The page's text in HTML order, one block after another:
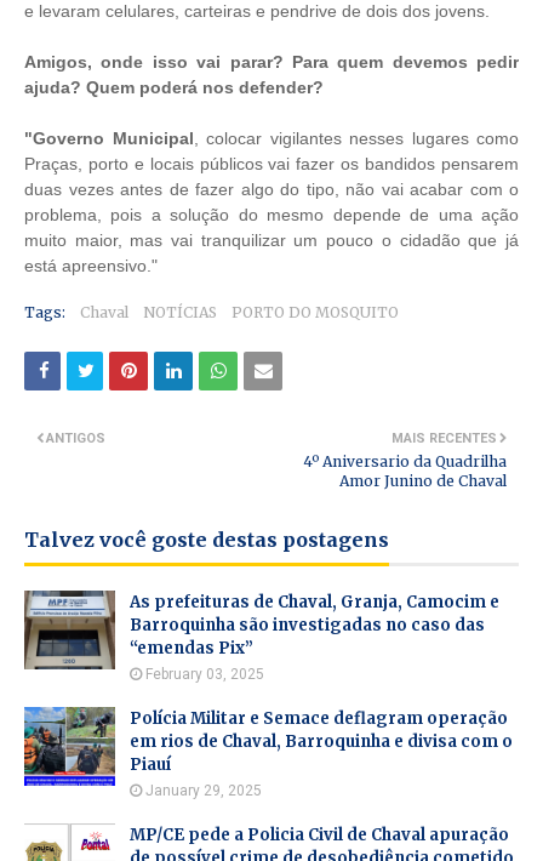
e levaram celulares, carteiras e pendrive de dois dos jovens.
Amigos, onde isso vai parar? Para quem devemos pedir
ajuda? Quem poderá nos defender?
"Governo Municipal , colocar vigilantes nesses lugares como
Praças, porto e locais públicos vai fazer os bandidos pensarem
duas vezes antes de fazer algo do tipo, não vai acabar com o
problema, pois a solução do mesmo depende de uma ação
muito maior, mas vai tranquilizar um pouco o cidadão que já
está apreensivo."
Tags: Chaval NOTÍCIAS PORTO DO MOSQUITO
MAIS RECENTES
4º Aniversario da Quadrilha
Amor Junino de Chaval
ANTIGOS
Talvez você goste destas postagens
As prefeituras de Chaval, Granja, Camocim e
Barroquinha são investigadas no caso das
“emendas Pix”
February 03, 2025
Polícia Militar e Semace deflagram operação
em rios de Chaval, Barroquinha e divisa com o
Piauí
January 29, 2025
MP/CE pede a Policia Civil de Chaval apuração